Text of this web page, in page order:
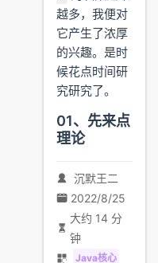
越多，我便对
它产生了浓厚
的兴趣。是时
候花点时间研
究研究了。
01、先来点
理论
沉默王二
2022/8/25
大约 14 分
钟
Java核心